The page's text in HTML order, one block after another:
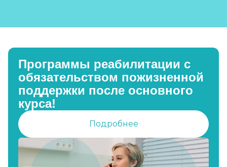
Программы реабилитации с
обязательством пожизненной
поддержки после основного
курса!
Подробнее